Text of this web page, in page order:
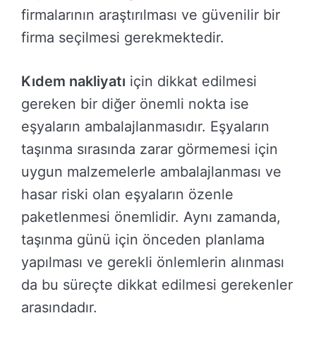
firmalarının araştırılması ve güvenilir bir
firma seçilmesi gerekmektedir.
Kıdem nakliyatı için dikkat edilmesi
gereken bir diğer önemli nokta ise
eşyaların ambalajlanmasıdır. Eşyaların
taşınma sırasında zarar görmemesi için
uygun malzemelerle ambalajlanması ve
hasar riski olan eşyaların özenle
paketlenmesi önemlidir. Aynı zamanda,
taşınma günü için önceden planlama
yapılması ve gerekli önlemlerin alınması
da bu süreçte dikkat edilmesi gerekenler
arasındadır.